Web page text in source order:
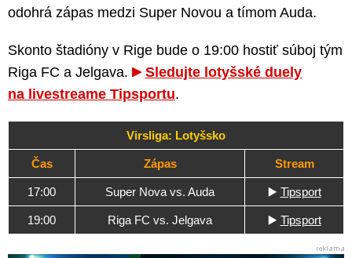
odohrá zápas medzi Super Novou a tímom Auda.
Skonto štadióny v Rige bude o 19:00 hostiť súboj tým
Riga FC a Jelgava.
Sledujte lotyšské duely
na livestreame Tipsportu.
Virsliga: Lotyšsko
Čas Zápas Stream
17:00 Super Nova vs. Auda ▶️ Tipsport
19:00 Riga FC vs. Jelgava ▶️ Tipsport